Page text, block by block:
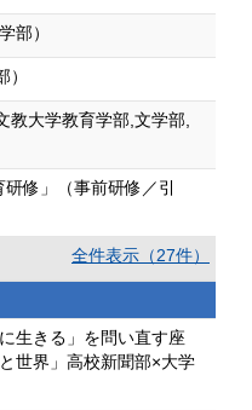
部）
教大学教育学部,文学部,
修」（事前研修／引
全件表示（27件）
生きる」を問い直す座
世界」高校新聞部×大学